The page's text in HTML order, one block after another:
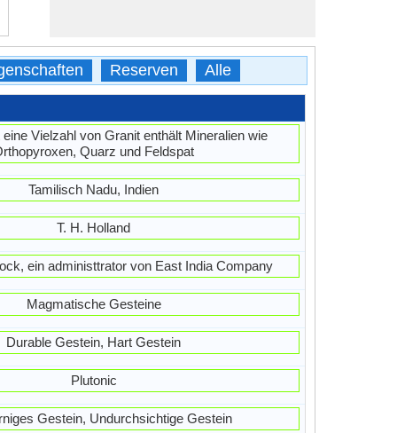
Reserven Alle
Vielzahl von Granit enthält Mineralien wie
Quarz und Feldspat
Tamilisch Nadu, Indien
T. H. Holland
ein administtrator von East India Company
Magmatische Gesteine
Durable Gestein, Hart Gestein
Plutonic
Gestein, Undurchsichtige Gestein